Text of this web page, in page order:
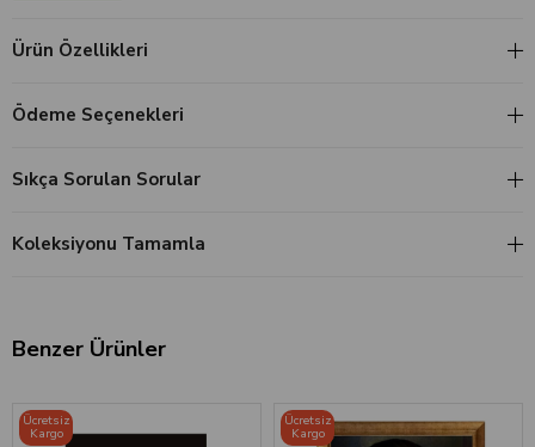
Ürün Özellikleri
Ödeme Seçenekleri
Sıkça Sorulan Sorular
Koleksiyonu Tamamla
Benzer Ürünler
Ücretsiz
Kargo
Ücretsiz
Kargo